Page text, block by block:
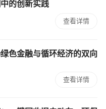
的创新实践
查看详情
色金融与循环经济的双向
查看详情